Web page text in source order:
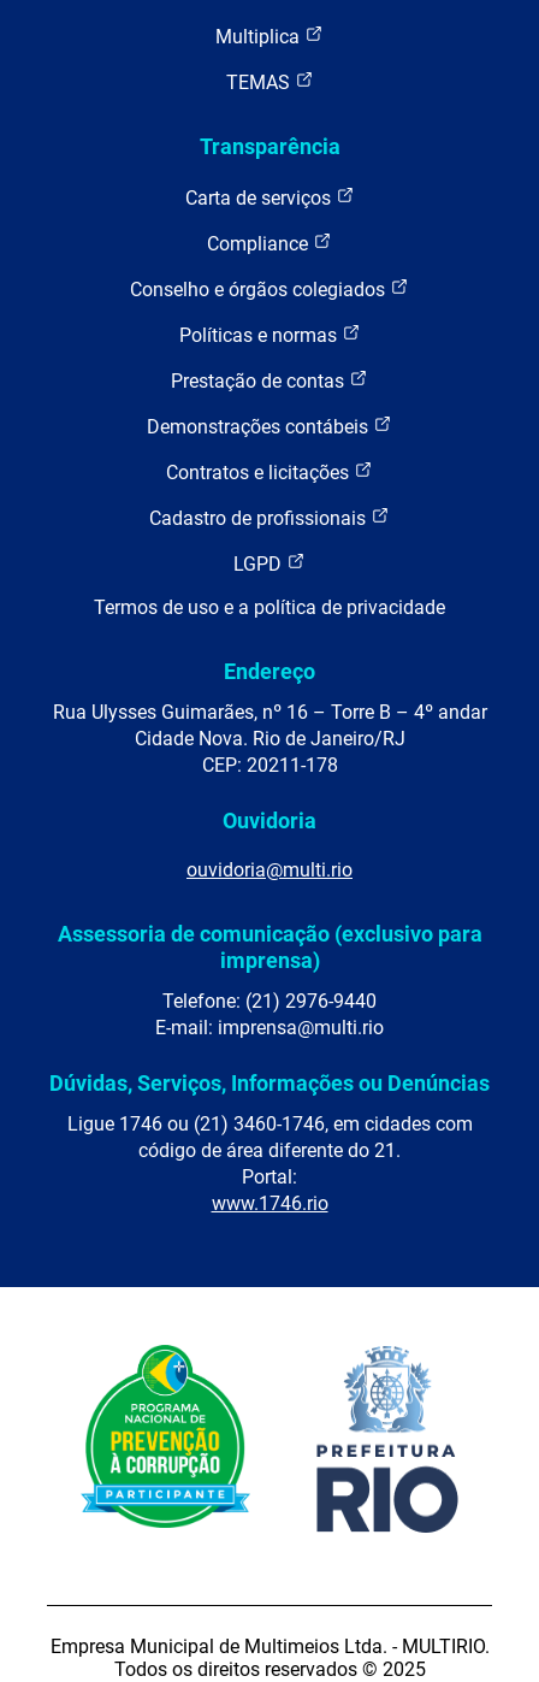
Multiplica
TEMAS
Transparência
Carta de serviços
Compliance
Conselho e órgãos colegiados
Políticas e normas
Prestação de contas
Demonstrações contábeis
Contratos e licitações
Cadastro de profissionais
LGPD
Termos de uso e a política de privacidade
Endereço
Rua Ulysses Guimarães, nº 16 – Torre B – 4º andar
Cidade Nova. Rio de Janeiro/RJ
CEP: 20211-178
Ouvidoria
ouvidoria@multi.rio
Assessoria de comunicação (exclusivo para
imprensa)
Telefone: (21) 2976-9440
E-mail: imprensa@multi.rio
Dúvidas, Serviços, Informações ou Denúncias
Ligue 1746 ou (21) 3460-1746, em cidades com
código de área diferente do 21.
Portal:
www.1746.rio
Empresa Municipal de Multimeios Ltda. - MULTIRIO.
Todos os direitos reservados © 2025